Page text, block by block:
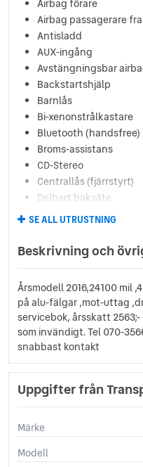
Airbag förare
Airbag passagerare
Antisladd
AUX-ingång
Avstängningsbar
Backstartshjälp
Barnlås
Bi-xenonstrålkastare
Bluetooth (handsfree)
Broms-assistans
CD-Stereo
Centrallås (fjärrstyrt)
Delbart baksäte
Dimljus fram
Elinfällbara
Eluppvärmd vindruta
Euro 6
Euro NCAP 5
Farthållare
Fällbara baksäten
ISOFIX-fästen bak
Keyless
Läslampa
Multifunktionsratt
Reservhjul
Servostyrning
SE ALL UTRUSTNING
Beskrivning och
Årsmodell 2016,24100 mil
på alu-fälgar ,mot-uttag
servicebok, årsskatt
som invändigt. Tel 070-
snabbast kontakt
Uppgifter från
Märke
Modell